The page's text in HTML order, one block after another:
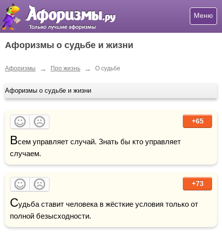
Меню
Афоризмы о судьбе и жизни
Афоризмы → Про жизнь → О судьбе
Афоризмы о судьбе и жизни
+65
Всем управляет случай. Знать бы кто управляет
случаем.
+73
Судьба ставит человека в жёсткие условия только от
полной безысходности.